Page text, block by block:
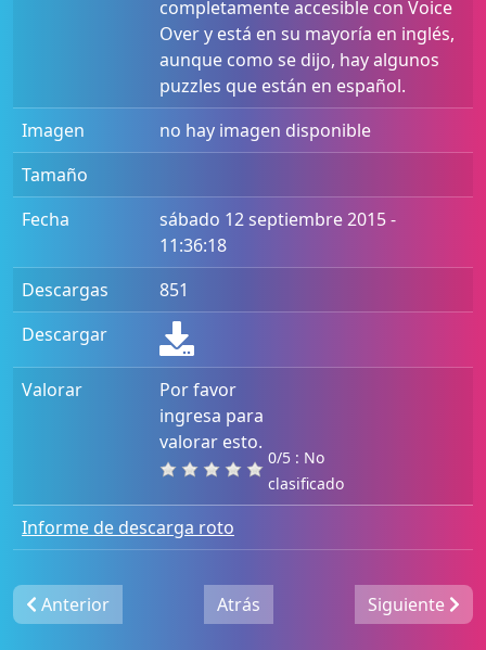
completamente accesible con Voice
Over y está en su mayoría en inglés,
aunque como se dijo, hay algunos
puzzles que están en español.
Imagen
no hay imagen disponible
Tamaño
Fecha
sábado 12 septiembre 2015 -
11:36:18
Descargas
851
Descargar
Valorar
Por favor
ingresa para
valorar esto.
0/5 : No
clasificado
Informe de descarga roto
Anterior Atrás Siguiente